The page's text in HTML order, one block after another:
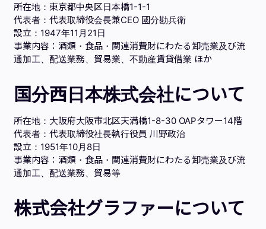
所在地：東京都中央区日本橋1-1-1
代表者：代表取締役会長兼CEO 國分勘兵衛
設立：1947年11月21日
事業内容：酒類・食品・関連消費財にわたる卸売業及び流
通加工、配送業務、貿易業、不動産賃貸借業 ほか
国分西日本株式会社について
所在地：大阪府大阪市北区天満橋1-8-30 OAPタワー14階
代表者：代表取締役社長執行役員 川野政治
設立：1951年10月8日
事業内容：酒類・食品・関連消費財にわたる卸売業及び流
通加工、配送業務、貿易等
株式会社グラファーについて